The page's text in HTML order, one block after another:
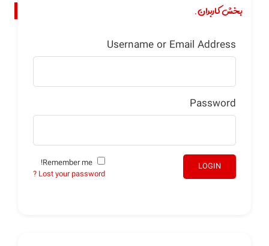
بخش کاربران.
Username or Email Address
Password
LOGIN
Lost your password ?